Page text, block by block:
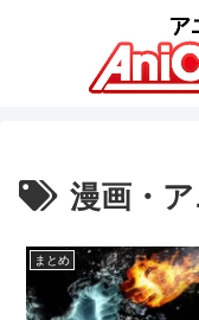
漫画・
まとめ